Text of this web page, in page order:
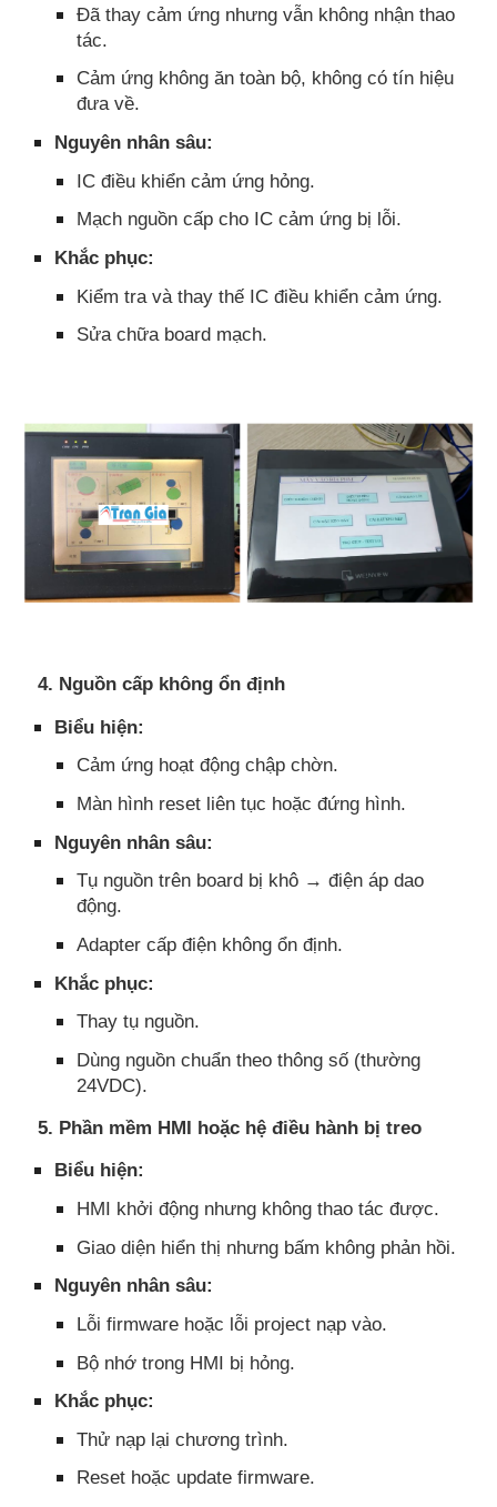
Đã thay cảm ứng nhưng vẫn không nhận thao
tác.
Cảm ứng không ăn toàn bộ, không có tín hiệu
đưa về.
Nguyên nhân sâu:
IC điều khiển cảm ứng hỏng.
Mạch nguồn cấp cho IC cảm ứng bị lỗi.
Khắc phục:
Kiểm tra và thay thế IC điều khiển cảm ứng.
Sửa chữa board mạch.
4. Nguồn cấp không ổn định
Biểu hiện:
Cảm ứng hoạt động chập chờn.
Màn hình reset liên tục hoặc đứng hình.
Nguyên nhân sâu:
Tụ nguồn trên board bị khô → điện áp dao
động.
Adapter cấp điện không ổn định.
Khắc phục:
Thay tụ nguồn.
Dùng nguồn chuẩn theo thông số (thường
24VDC).
5. Phần mềm HMI hoặc hệ điều hành bị treo
Biểu hiện:
HMI khởi động nhưng không thao tác được.
Giao diện hiển thị nhưng bấm không phản hồi.
Nguyên nhân sâu:
Lỗi firmware hoặc lỗi project nạp vào.
Bộ nhớ trong HMI bị hỏng.
Khắc phục:
Thử nạp lại chương trình.
Reset hoặc update firmware.